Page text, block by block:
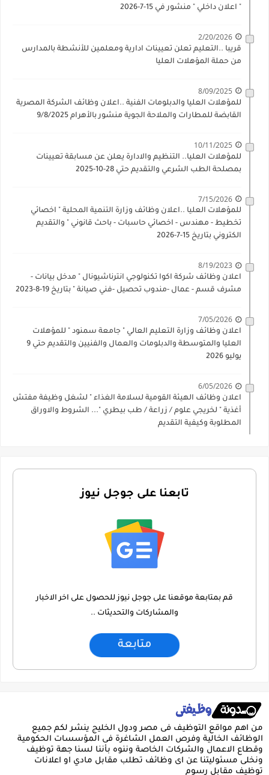
" اعلان داخلي " منشور في 15-7-2026
2/20/2026
قريبا ..التعليم تعلن تعيينات ادارية ومعلمين للأنشطة بالمدارس
من حملة المؤهلات العليا
8/09/2025
للمؤهلات العليا والدبلومات الفنية ..اعلان وظائف الشركة المصرية
القابضة للمطارات والملاحة الجوية منشور بالأهرام 9/8/2025
10/11/2025
للمؤهلات العليا.. التنظيم والادارة يعلن عن مسابقة تعيينات
بمصلحة الطب الشرعي والتقديم حتي 28-10-2025
7/15/2026
للمؤهلات العليا ..اعلان وظائف وزارة التنمية المحلية " اخصائي
تخطيط - مهندس - اخصائي حاسبات - باحث قانوني " والتقديم
الكتروني بتاريخ 15-7-2026
8/19/2023
اعلان وظائف شركة اكوا تكنولوجي انترناشيونال " مدخل بيانات -
مشرف قسم - عمال -مندوب تحصيل -فني صيانة " بتاريخ 19-8-2023
7/05/2026
اعلان وظائف وزارة التعليم العالي " جامعة سمنود " للمؤهلات
العليا والمتوسطة والدبلومات والعمال والفنيين والتقديم حتي 9
يوليو 2026
6/05/2026
اعلان وظائف الهيئة القومية لسلامة الغذاء " لشغل وظيفة مفتش
أغذية " لخريجي علوم / زراعة / طب بيطري "... الشروط والاوراق
المطلوبة وكيفية التقديم
تابعنا على جوجل نيوز
قم بمتابعة موقعنا على جوجل نيوز للحصول على اخر الاخبار
والمشاركات والتحديثات ..
متابعة
من اهم مواقع التوظيف فى مصر ودول الخليج ينشر لكم جميع
الوظائف الخالية وفرص العمل الشاغرة فى المؤسسات الحكومية
وقطاع الاعمال والشركات الخاصة وننوه بأننا لسنا جهة توظيف
ونخلى مسئوليتنا عن اى وظائف تطلب مقابل مادي او اعلانات
توظيف مقابل رسوم